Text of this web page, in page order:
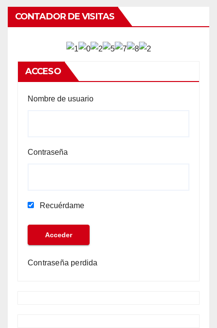
CONTADOR DE VISITAS
ACCESO
Nombre de usuario
Contraseña
Recuérdame
Contraseña perdida